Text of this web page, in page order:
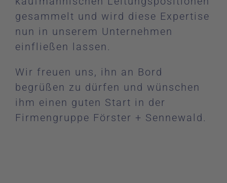
gesammelt und wird diese Expertise
nun in unserem Unternehmen
einfließen lassen.
Wir freuen uns, ihn an Bord
begrüßen zu dürfen und wünschen
ihm einen guten Start in der
Firmengruppe Förster + Sennewald.